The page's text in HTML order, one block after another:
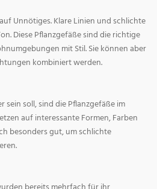
Unnötiges. Klare Linien und schlichte
Diese Pflanzgefäße sind die richtige
mit Stil. Sie können aber
kombiniert werden.
sein soll, sind die Pflanzgefäße im
auf interessante Formen, Farben
besonders gut, um schlichte